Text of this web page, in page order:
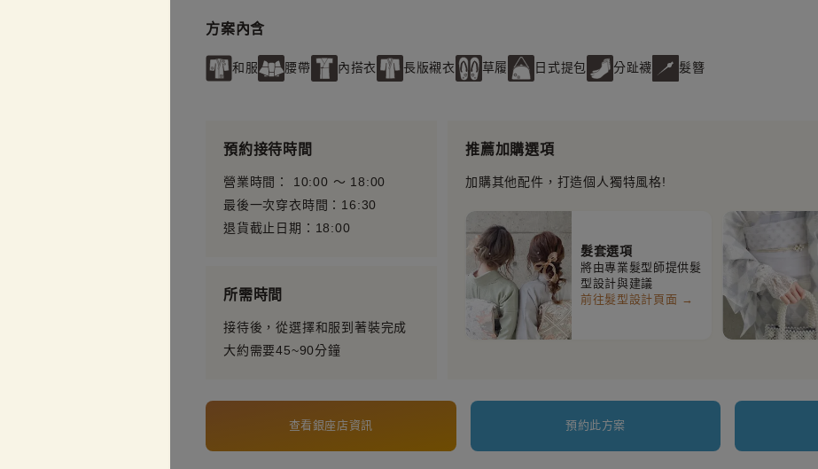
方案內含
和服 腰帶 內搭衣 長版襯衣 草履 日式提包 分趾襪 髮簪
預約接待時間
營業時間： 10:00 〜 18:00
最後一次穿衣時間：16:30
退貨截止日期：18:00
所需時間
接待後，從選擇和服到著裝完成
大約需要45~90分鐘
推薦加購選項
加購其他配件，打造個人獨特風格!
髮套選項
將由專業髮型師提供髮
型設計與建議
前往髮型設計頁面 →
查看銀座店資訊 預約此方案